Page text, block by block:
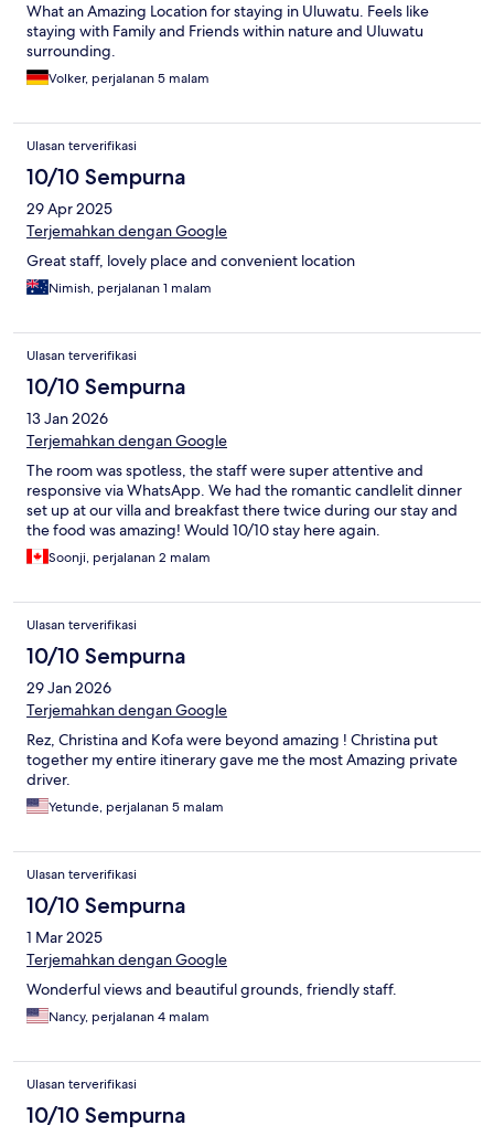
What an Amazing Location for staying in Uluwatu. Feels like
staying with Family and Friends within nature and Uluwatu
surrounding.
Volker, perjalanan 5 malam
Ulasan terverifikasi
10/10 Sempurna
29 Apr 2025
Terjemahkan dengan Google
Great staff, lovely place and convenient location
Nimish, perjalanan 1 malam
Ulasan terverifikasi
10/10 Sempurna
13 Jan 2026
Terjemahkan dengan Google
The room was spotless, the staff were super attentive and
responsive via WhatsApp. We had the romantic candlelit dinner
set up at our villa and breakfast there twice during our stay and
the food was amazing! Would 10/10 stay here again.
Soonji, perjalanan 2 malam
Ulasan terverifikasi
10/10 Sempurna
29 Jan 2026
Terjemahkan dengan Google
Rez, Christina and Kofa were beyond amazing ! Christina put
together my entire itinerary gave me the most Amazing private
driver.
Yetunde, perjalanan 5 malam
Ulasan terverifikasi
10/10 Sempurna
1 Mar 2025
Terjemahkan dengan Google
Wonderful views and beautiful grounds, friendly staff.
Nancy, perjalanan 4 malam
Ulasan terverifikasi
10/10 Sempurna